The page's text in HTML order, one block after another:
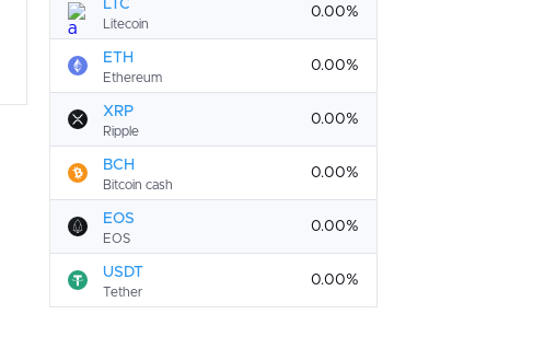
LTC
Litecoin
0.00%
ETH
Ethereum
0.00%
XRP
Ripple
0.00%
BCH
Bitcoin cash
0.00%
EOS
EOS
0.00%
USDT
Tether
0.00%